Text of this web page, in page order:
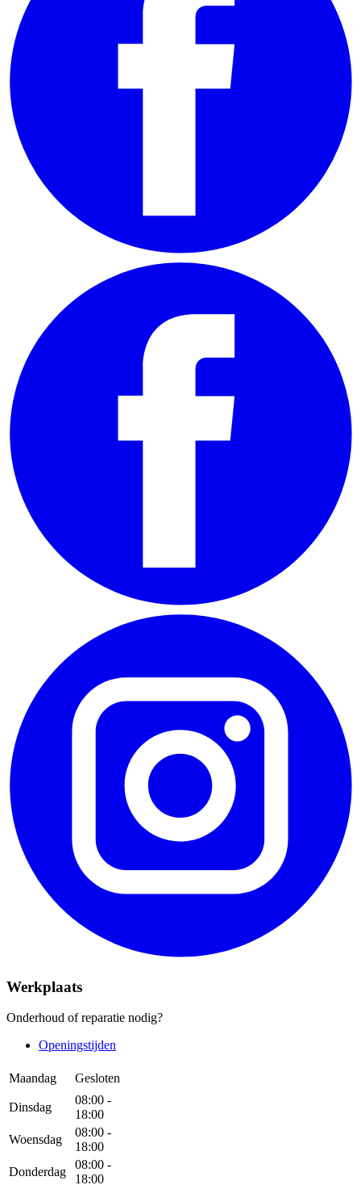
Werkplaats
Onderhoud of reparatie nodig?
Openingstijden
Maandag Gesloten
Dinsdag
08:00 -
18:00
Woensdag
08:00 -
18:00
Donderdag
08:00 -
18:00